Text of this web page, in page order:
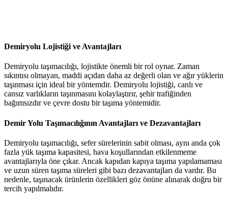
Demiryolu Lojistiği ve Avantajları
Demiryolu taşımacılığı, lojistikte önemli bir rol oynar. Zaman
sıkıntısı olmayan, maddi açıdan daha az değerli olan ve ağır yüklerin
taşınması için ideal bir yöntemdir. Demiryolu lojistiği, canlı ve
cansız varlıkların taşınmasını kolaylaştırır, şehir trafiğinden
bağımsızdır ve çevre dostu bir taşıma yöntemidir.
Demir Yolu Taşımacılığının Avantajları ve Dezavantajları
Demiryolu taşımacılığı, sefer sürelerinin sabit olması, aynı anda çok
fazla yük taşıma kapasitesi, hava koşullarından etkilenmeme
avantajlarıyla öne çıkar. Ancak kapıdan kapıya taşıma yapılamaması
ve uzun süren taşıma süreleri gibi bazı dezavantajları da vardır. Bu
nedenle, taşınacak ürünlerin özellikleri göz önüne alınarak doğru bir
tercih yapılmalıdır.